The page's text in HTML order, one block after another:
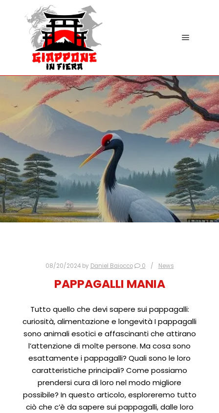
08/20/2024by Daniel Baiocco 0 News
PAPPAGALLI MANIA
Tutto quello che devi sapere sui pappagalli:
curiosità, alimentazione e longevità I pappagalli
sono animali esotici e affascinanti che attirano
l’attenzione di molte persone. Ma cosa sono
esattamente i pappagalli? Quali sono le loro
caratteristiche principali? Come possiamo
prendersi cura di loro nel modo migliore
possibile? In questo articolo, esploreremo tutto
ciò che c’è da sapere sui pappagalli, dalle loro